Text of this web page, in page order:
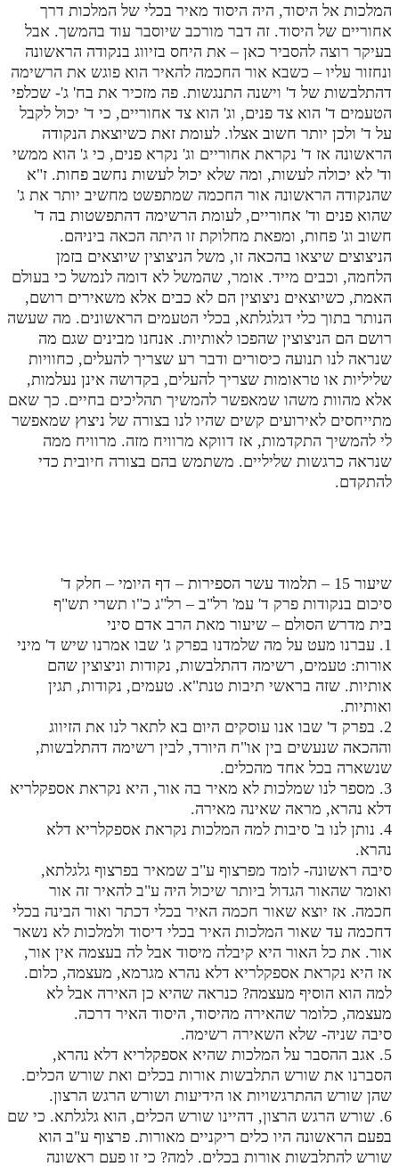
המלכות אל היסוד, היה היסוד מאיר בכלי של המלכות דרך
אחוריים של היסוד. זה דבר מורכב שיוסבר עוד בהמשך. אבל
בעיקר רוצה להסביר כאן – את היחס בזיווג בנקודה הראשונה
ונחזור עליו – כשבא אור החכמה להאיר הוא פוגש את הרשימה
דהתלבשות של ד' וישנה התנגשות. פה מזכיר את בח' ג'- שכלפי
הטעמים ד' הוא צד פנים, וג' הוא צד אחוריים, כי ד' יכול לקבל
על ד' ולכן יותר חשוב אצלו. לעומת זאת כשיוצאת הנקודה
הראשונה אז ד' נקראת אחוריים וג' נקרא פנים, כי ג' הוא ממשי
וד' לא יכולה לעשות, ומה שלא יכול לעשות נחשב פחות. ז"א
שהנקודה הראשונה אור החכמה שמתפשט מחשיב יותר את ג'
שהוא פנים וד' אחוריים, לעומת הרשימה דהתפשטות בה ד'
חשוב וג' פחות, ומפאת מחלוקת זו היתה הכאה ביניהם.
הניצוצים שיצאו בהכאה זו, משל הניצוצין שיוצאים בזמן
הלחמה, וכבים מייד. אומר, שהמשל לא דומה לנמשל כי בעולם
האמת, כשיוצאים ניצוצין הם לא כבים אלא משאירים רושם,
הנותר בתוך כלי דגלגלתא, בכלי הטעמים הראשונים. מה שעשה
רושם הם הניצוצין שהפכו לאותיות. אנחנו מבינים שגם מה
שנראה לנו תנועה כיסורים ודבר רע שצריך להעלים, כחוויות
שליליות או טראומות שצריך להעלים, בקדושה אינן נעלמות,
אלא מהוות משהו שמאפשר להמשיך תהליכים בחיים. כך שאם
מתייחסים לאירועים קשים שהיו לנו בצורה של ניצוץ שמאפשר
לי להמשיך התקדמות, אז דווקא מרוויח מזה. מרוויח ממה
שנראה כרגשות שליליים. משתמש בהם בצורה חיובית כדי
להתקדם.
שיעור 15 – תלמוד עשר הספירות – דף היומי – חלק ד'
סיכום בנקודות פרק ד' עמ' רל"ב – רל"ג כ"ו תשרי תש"ף
בית מדרש הסולם – שיעור מאת הרב אדם סיני
1. עברנו מעט על מה שלמדנו בפרק ג' שבו אמרנו שיש ד' מיני
אורות: טעמים, רשימה דהתלבשות, נקודות וניצוצין שהם
אותיות. שזה בראשי תיבות טנת"א. טעמים, נקודות, תגין
ואותיות.
2. בפרק ד' שבו אנו עוסקים היום בא לתאר לנו את הזיווג
וההכאה שנעשים בין או"ח היורד, לבין רשימה דהתלבשות,
שנשארה בכל אחד מהכלים.
3. מספר לנו שמלכות לא מאיר בה אור, היא נקראת אספקלריא
דלא נהרא, מראה שאינה מאירה.
4. נותן לנו ב' סיבות למה המלכות נקראת אספקלריא דלא
נהרא.
סיבה ראשונה- לומד מפרצוף ע"ב שמאיר בפרצוף גלגלתא,
ואומר שהאור הגדול ביותר שיכול היה ע"ב להאיר זה אור
חכמה. אז יוצא שאור חכמה האיר בכלי דכתר ואור הבינה בכלי
דחכמה עד שאור המלכות האיר בכלי דיסוד ולמלכות לא נשאר
אור. את כל האור היא קיבלה מיסוד אבל לה בעצמה אין אור,
אז היא נקראת אספקלריא דלא נהרא מגרמא, מעצמה, כלום.
למה הוא הוסיף מעצמה? כנראה שהיא כן האירה אבל לא
מעצמה, כלומר שהאירה מהיסוד, היסוד האיר דרכה.
סיבה שניה- שלא השאירה רשימה.
5. אגב ההסבר על המלכות שהיא אספקלריא דלא נהרא,
הסברנו את שורש התלבשות אורות בכלים ואת שורש הכלים.
שהן שורש ההתרגשויות או הידיעות ושורש הרגש הרצון.
6. שורש הרגש הרצון, דהיינו שורש הכלים, הוא גלגלתא. כי שם
בפעם הראשונה היו כלים ריקניים מאורות. פרצוף ע"ב הוא
שורש להתלבשות אורות בכלים. למה? כי זו פעם ראשונה